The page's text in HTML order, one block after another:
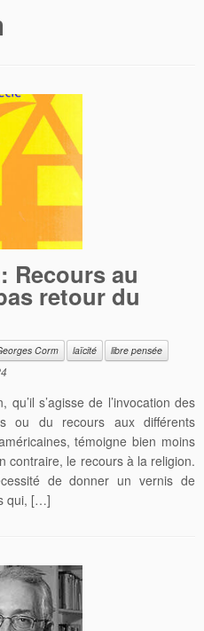
Recours au
retour du
Corm laïcité
libre pensée
s’agisse de l’invocation des
ou du recours aux différents
témoigne bien moins
contraire, le recours à la religion.
de donner un vernis de
qui, […]